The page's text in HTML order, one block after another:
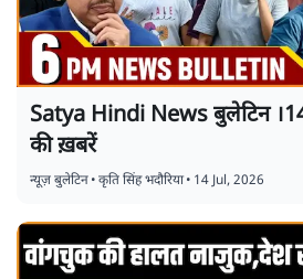
Satya Hindi News बुलेटिन
की ख़बरें
न्यूज़ बुलेटिन•कृति सिंह भदौरिया• 14 Jul, 2026